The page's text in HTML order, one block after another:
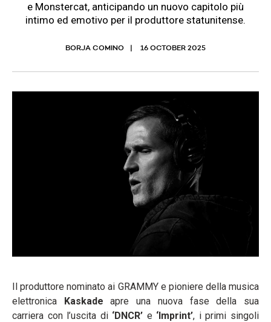
e Monstercat, anticipando un nuovo capitolo più
intimo ed emotivo per il produttore statunitense.
BORJA COMINO 16 OCTOBER 2025
Il produttore nominato ai GRAMMY e pioniere della musica
elettronica Kaskade apre una nuova fase della sua
carriera con l’uscita di ‘DNCR’ e ‘Imprint’, i primi singoli